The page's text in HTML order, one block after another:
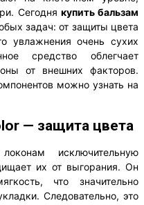
Сегодня купить бальзам
задач: от защиты цвета
увлажнения очень сухих
средство облегчает
от внешних факторов.
можно узнать на
— защита цвета
исключительную
их от выгорания. Он
что значительно
Следовательно, это